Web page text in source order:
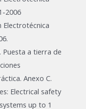
2006
Electrotécnica
Puesta a tierra de
Anexo C.
Electrical safety
up to 1